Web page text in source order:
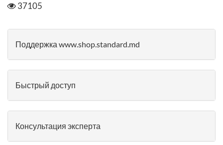
37105
Поддержка www.shop.standard.md
Быстрый доступ
Консультация эксперта